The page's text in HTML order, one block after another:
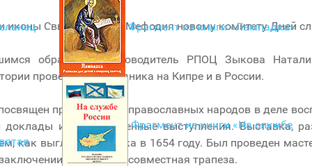
Фрагмент из книги «Лампадка»
Фрагмент из книги «На службе
иконы Свв. Кирилла и Мефодия новому комитету Дней
обратилась руководитель РПОЦ Зыкова
проведения праздника на Кипре и в России.
праздник для православных народов в деле
и художественные выступления. Выставка,
как выглядела азбука в 1654 году. Был проведен
состоялась совместная трапеза.